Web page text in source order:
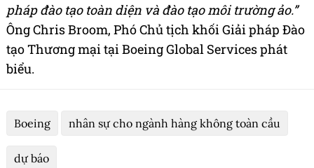
pháp đào tạo toàn diện và đào tạo môi trường ảo.”
Ông Chris Broom, Phó Chủ tịch khối Giải pháp Đào
tạo Thương mại tại Boeing Global Services phát
biểu.
Boeing nhân sự cho ngành hàng không toàn cầu
dự báo